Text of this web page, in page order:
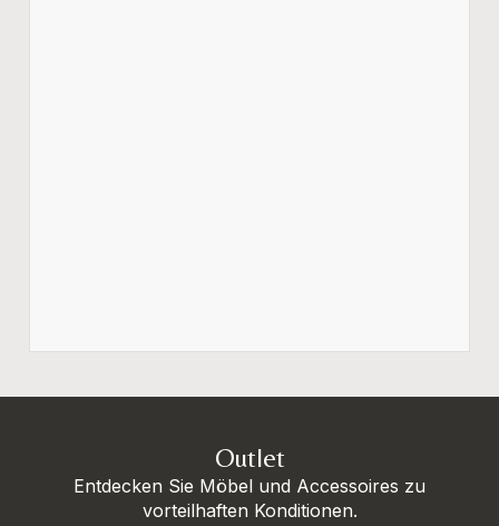
Outlet
Entdecken Sie Möbel und Accessoires zu
vorteilhaften Konditionen.